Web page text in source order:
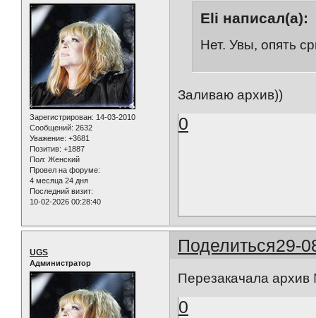
Зарегистрирован: 14-03-2010
Сообщений: 2632
Уважение: +3681
Позитив: +1887
Пол: Женский
Провел на форуме:
4 месяца 24 дня
Последний визит:
10-02-2026 00:28:40
Eli написал(а):
Нет. Увы, опять
Заливаю архив))
0
Поделиться29-
UGS
Администратор
Перезакачала
0